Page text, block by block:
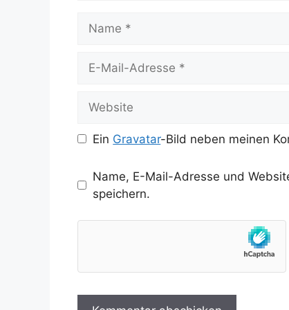
Name
Website
Ein Gravatar-Bild neben meinen
Name, E-Mail-Adresse und
speichern.